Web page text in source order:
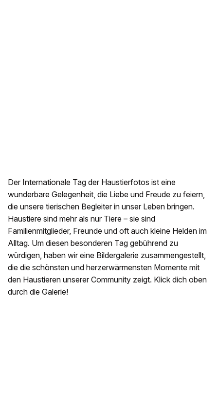
Der Internationale Tag der Haustierfotos ist eine
wunderbare Gelegenheit, die Liebe und Freude zu feiern,
die unsere tierischen Begleiter in unser Leben bringen.
Haustiere sind mehr als nur Tiere – sie sind
Familienmitglieder, Freunde und oft auch kleine Helden im
Alltag. Um diesen besonderen Tag gebührend zu
würdigen, haben wir eine Bildergalerie zusammengestellt,
die die schönsten und herzerwärmensten Momente mit
den Haustieren unserer Community zeigt. Klick dich oben
durch die Galerie!